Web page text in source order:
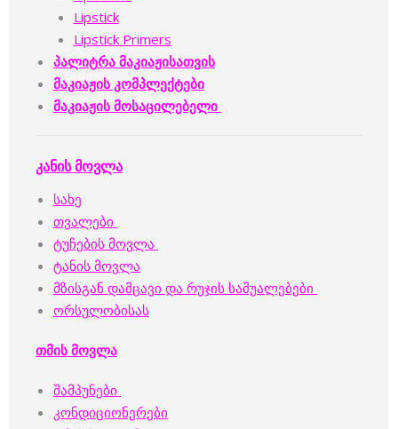
Lipstick
Lipstick Primers
პალიტრა მაკიაჟისათვის
მაკიაჟის კომპლექტები
მაკიაჟის მოსაცილებელი
კანის მოვლა
სახე
თვალები
ტუჩების მოვლა
ტანის მოვლა
მზისგან დამცავი და რუჯის საშუალებები
ორსულობისას
თმის მოვლა
შამპუნები
კონდიციონერები